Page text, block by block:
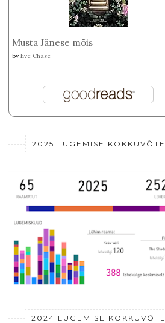
Musta Jänese mõis
by Eve Chase
2025 LUGEMISE KOKKUVÕTE
2024 LUGEMISE KOKKUVÕTE